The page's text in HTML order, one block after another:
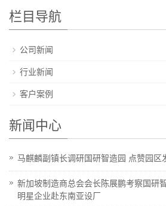
栏目导航
公司新闻
行业新闻
客户案例
新闻中心
马麒麟副镇长调研国研智造园 点赞园区
新加坡制造商总会会长陈展鹏考察国研
明星企业赴东南亚设厂